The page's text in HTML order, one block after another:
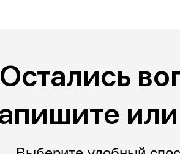
Остались
или